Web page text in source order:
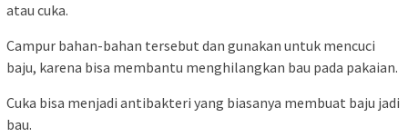
atau cuka.
Campur bahan-bahan tersebut dan gunakan untuk mencuci
baju, karena bisa membantu menghilangkan bau pada pakaian.
Cuka bisa menjadi antibakteri yang biasanya membuat baju jadi
bau.